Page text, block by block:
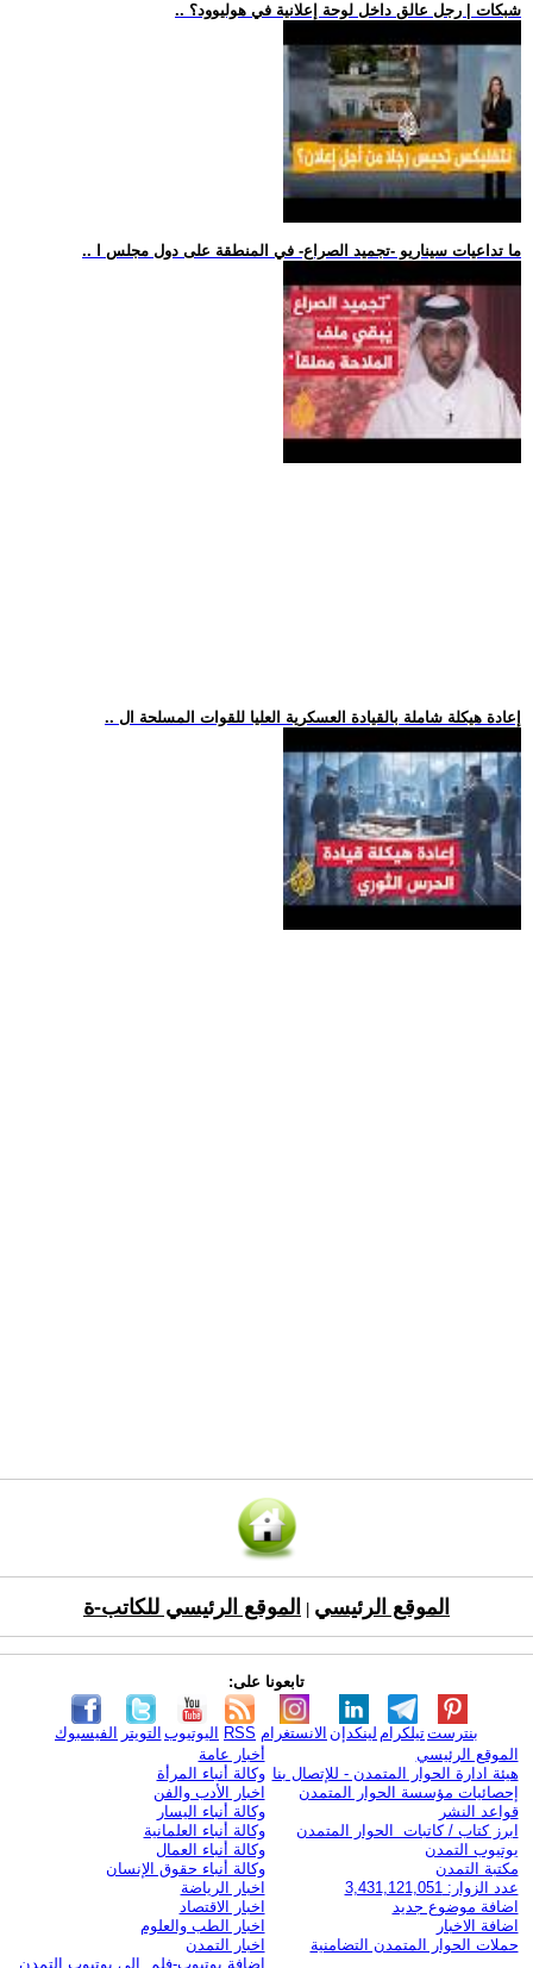
.. شبكات | رجل عالق داخل لوحة إعلانية في هوليوود؟
.. ما تداعيات سيناريو -تجميد الصراع- في المنطقة على دول مجلس ا
.. إعادة هيكلة شاملة بالقيادة العسكرية العليا للقوات المسلحة ال
الموقع الرئيسي الموقع الرئيسي للكاتب-ة
تابعونا على:
الفيسبوك التويتر اليوتيوب RSS الانستغرام لينكدإن تيلكرامبنترست
الموقع الرئيسي
هيئة ادارة الحوار المتمدن - للإتصال بنا
إحصائيات مؤسسة الحوار المتمدن
قواعد النشر
ابرز كتاب / كاتبات الحوار المتمدن
يوتيوب التمدن
مكتبة التمدن
عدد الزوار: 3,431,121,051
اضافة موضوع جديد
اضافة الاخبار
حملات الحوار المتمدن التضامنية
أخبار عامة
وكالة أنباء المرأة
اخبار الأدب والفن
وكالة أنباء اليسار
وكالة أنباء العلمانية
وكالة أنباء العمال
وكالة أنباء حقوق الإنسان
اخبار الرياضة
اخبار الاقتصاد
اخبار الطب والعلوم
اخبار التمدن
إضافة يوتيوب-فلم إلى يوتيوب التمدن